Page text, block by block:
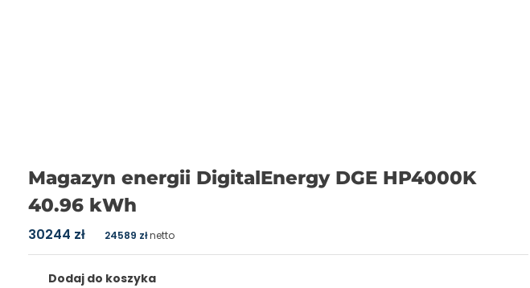
Magazyn energii DigitalEnergy DGE HP4000K
40.96 kWh
30244 zł 24589 złnetto
Dodaj do koszyka